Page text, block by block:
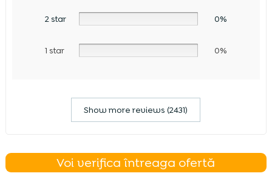
2 star 0%
1 star 0%
Show more reviews (2431)
Voi verifica întreaga ofertă